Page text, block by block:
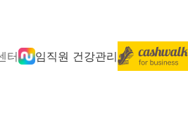
터 임직원 건강관리